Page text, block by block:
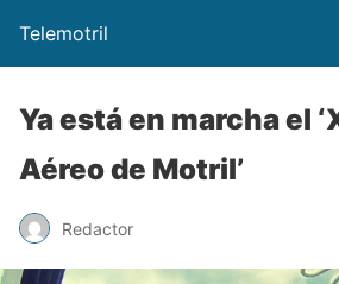
Telemotril
Ya está en marcha el
Aéreo de Motril’
Redactor